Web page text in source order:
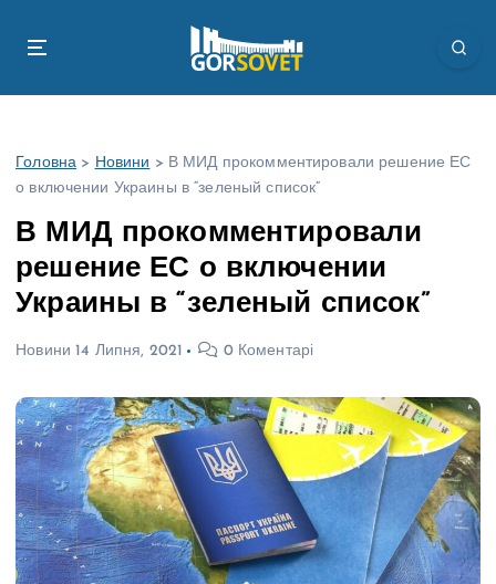
Головна > Новини > В МИД прокомментировали решение ЕС
о включении Украины в “зеленый список”
В МИД прокомментировали
решение ЕС о включении
Украины в “зеленый список”
Новини 14 Липня, 2021 0 Коментарі